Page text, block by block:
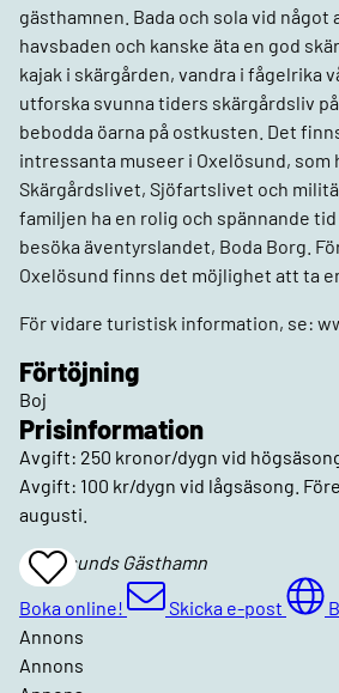
gästhamnen. Bada och sola vid något
havsbaden och kanske äta en god
kajak i skärgården, vandra i fågelrika
utforska svunna tiders skärgårdsliv
bebodda öarna på ostkusten. Det
intressanta museer i Oxelösund, som
Skärgårdslivet, Sjöfartslivet och
familjen ha en rolig och spännande
besöka äventyrslandet, Boda Borg.
Oxelösund finns det möjlighet att ta
För vidare turistisk information, se:
Förtöjning
Boj
Prisinformation
Avgift: 250 kronor/dygn vid
Avgift: 100 kr/dygn vid lågsäsong.
augusti.
Add
To
Favrites
Oxelösunds Gästhamn
Boka online!
Skicka e-post
Annons
Annons